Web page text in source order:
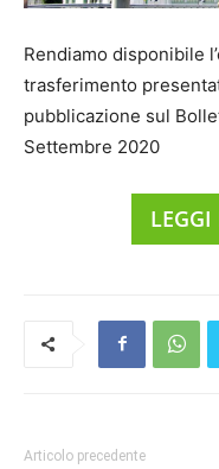
Rendiamo disponibile
trasferimento
pubblicazione sul
Settembre 2020
Articolo precedente